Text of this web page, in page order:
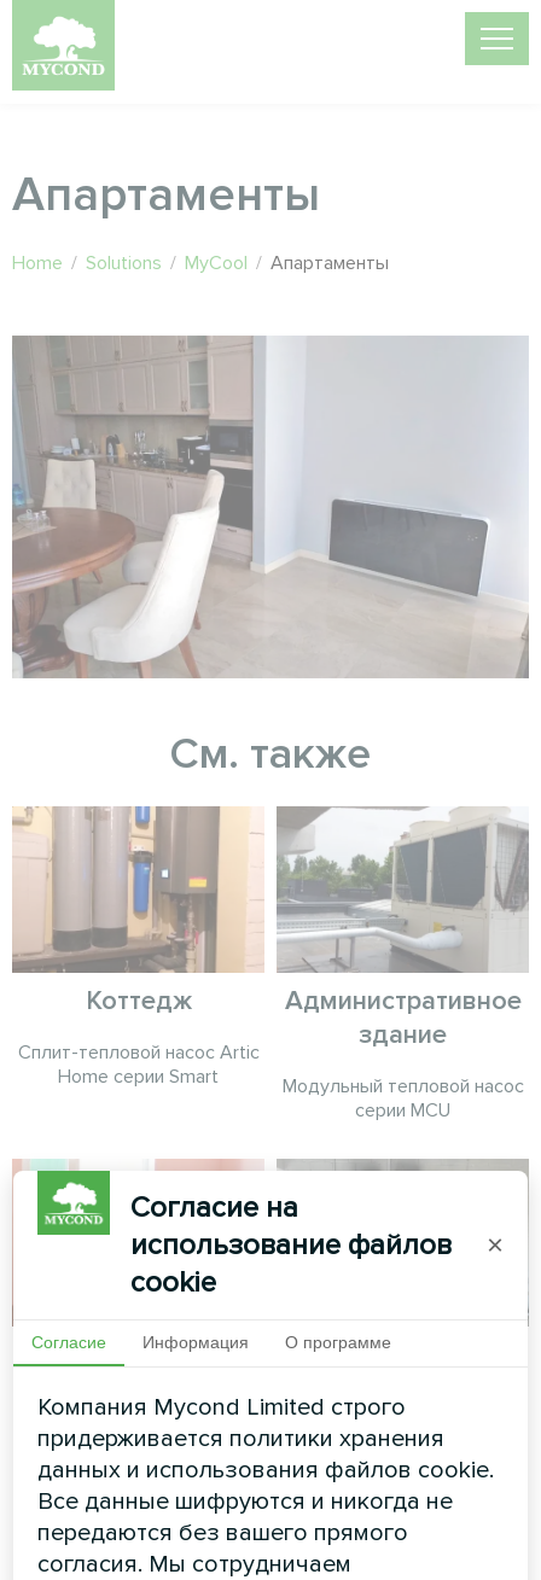
Апартаменты
Home / Solutions / MyCool / Апартаменты
См. также
Коттедж
Сплит-тепловой насос Artic
Home серии Smart
Административное
здание
Модульный тепловой насос
серии MCU
Офис
Художественное
оформление
вентиляторного доводчика
серии Silent
Автозаправочная
тепловыми
насосами Mycond
Split серии BeeHeat
Тепловые насосы MyCond
Split серии BeeHeat
Согласие на
использование файлов
cookie
×
Согласие Информация О программе
Компания Mycond Limited строго
придерживается политики хранения
данных и использования файлов cookie.
Все данные шифруются и никогда не
передаются без вашего прямого
согласия. Мы сотрудничаем